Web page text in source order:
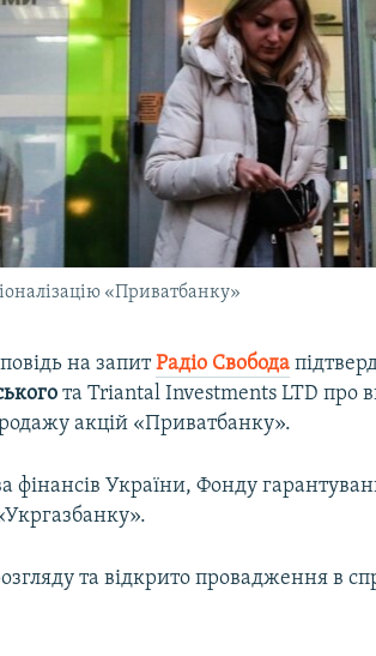
«Приватбанку»
на запитРадіо Свобода
та Triantal Investments LTD про
акцій «Приватбанку».
фінансів України, Фонду
та відкрито провадження в